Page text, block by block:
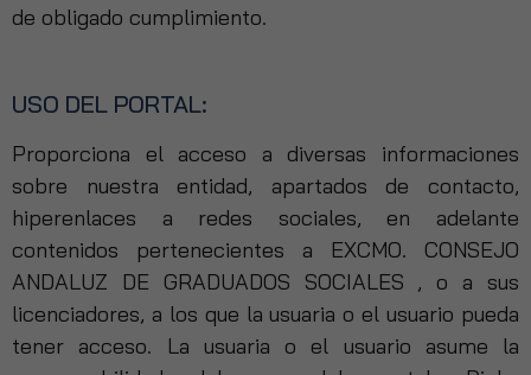
de obligado cumplimiento.
USO DEL PORTAL:
Proporciona el acceso a diversas informaciones
sobre nuestra entidad, apartados de contacto,
hiperenlaces a redes sociales, en adelante
contenidos pertenecientes a EXCMO. CONSEJO
ANDALUZ DE GRADUADOS SOCIALES , o a sus
licenciadores, a los que la usuaria o el usuario pueda
tener acceso. La usuaria o el usuario asume la